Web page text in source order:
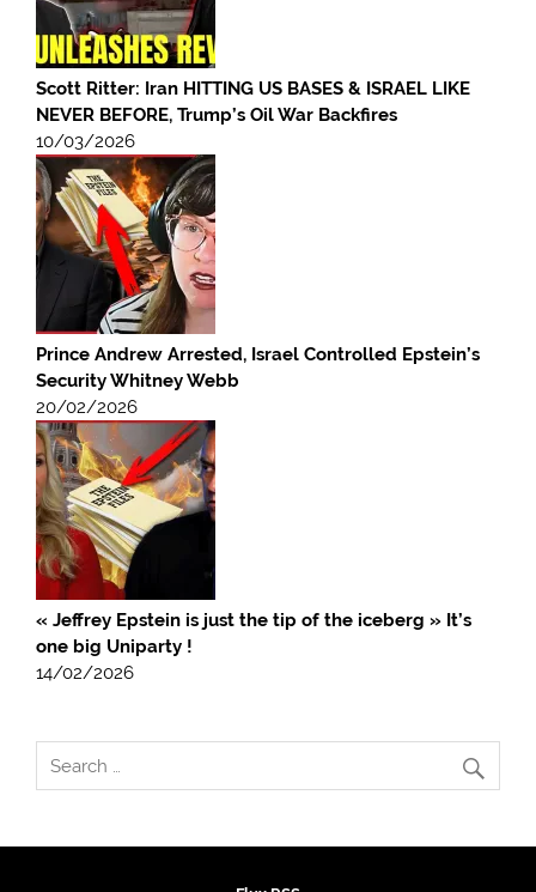
Scott Ritter: Iran HITTING US BASES & ISRAEL LIKE
NEVER BEFORE, Trump’s Oil War Backfires
10/03/2026
Prince Andrew Arrested, Israel Controlled Epstein’s
Security Whitney Webb
20/02/2026
« Jeffrey Epstein is just the tip of the iceberg » It’s
one big Uniparty !
14/02/2026